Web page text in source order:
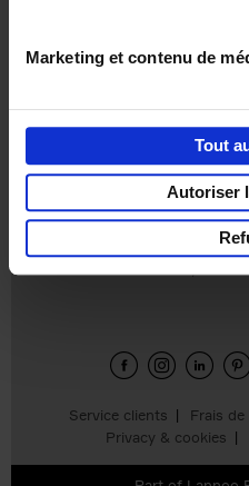
Marketing et contenu de
Tout
Autoriser
Service clients Frais
Privacy & cookies
Envie de bonnes